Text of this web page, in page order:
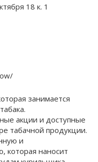
18 к. 1
занимается
акции и доступные
табачной продукции.
и
которая наносит